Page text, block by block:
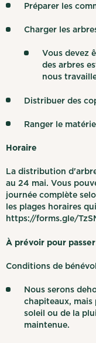
Préparer les
Charger les
Vous devez
des arbres
nous
Distribuer des
Ranger le
Horaire
La distribution
au 24 mai. Vous
journée complète
les plages horaires
https://forms.gle/
À prévoir pour
Conditions de
Nous serons
chapiteaux, mais
soleil ou de la
maintenue.